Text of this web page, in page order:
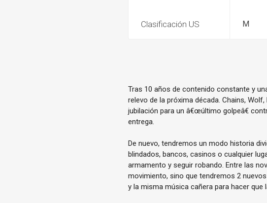
Clasificación US M
Tras 10 años de contenido constante y
relevo de la próxima década. Chains,
jubilación para un â€œúltimo golpeâ€
entrega.
De nuevo, tendremos un modo historia
blindados, bancos, casinos o cualquier
armamento y seguir robando. Entre las
movimiento, sino que tendremos 2
y la misma música cañera para hacer que